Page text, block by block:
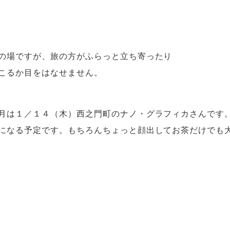
場ですが、 旅の方がふらっと立ち寄ったり
るか目をはなせません。
は１／１４（木） 西之門町のナノ・グラフィカさんです。
なる予定です。
もちろんちょっと顔出してお茶だけでも